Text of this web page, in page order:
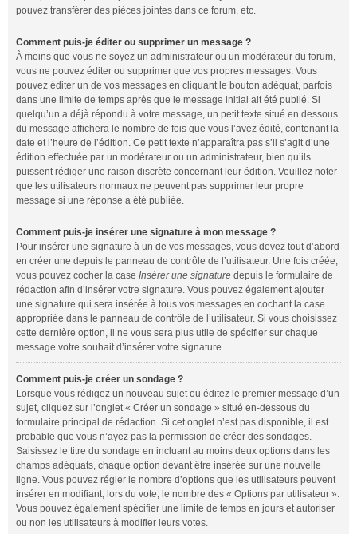
pouvez transférer des pièces jointes dans ce forum, etc.
Comment puis-je éditer ou supprimer un message ?
À moins que vous ne soyez un administrateur ou un modérateur du forum,
vous ne pouvez éditer ou supprimer que vos propres messages. Vous
pouvez éditer un de vos messages en cliquant le bouton adéquat, parfois
dans une limite de temps après que le message initial ait été publié. Si
quelqu’un a déjà répondu à votre message, un petit texte situé en dessous
du message affichera le nombre de fois que vous l’avez édité, contenant la
date et l’heure de l’édition. Ce petit texte n’apparaîtra pas s’il s’agit d’une
édition effectuée par un modérateur ou un administrateur, bien qu’ils
puissent rédiger une raison discrète concernant leur édition. Veuillez noter
que les utilisateurs normaux ne peuvent pas supprimer leur propre
message si une réponse a été publiée.
Comment puis-je insérer une signature à mon message ?
Pour insérer une signature à un de vos messages, vous devez tout d’abord
en créer une depuis le panneau de contrôle de l’utilisateur. Une fois créée,
vous pouvez cocher la case Insérer une signature depuis le formulaire de
rédaction afin d’insérer votre signature. Vous pouvez également ajouter
une signature qui sera insérée à tous vos messages en cochant la case
appropriée dans le panneau de contrôle de l’utilisateur. Si vous choisissez
cette dernière option, il ne vous sera plus utile de spécifier sur chaque
message votre souhait d’insérer votre signature.
Comment puis-je créer un sondage ?
Lorsque vous rédigez un nouveau sujet ou éditez le premier message d’un
sujet, cliquez sur l’onglet « Créer un sondage » situé en-dessous du
formulaire principal de rédaction. Si cet onglet n’est pas disponible, il est
probable que vous n’ayez pas la permission de créer des sondages.
Saisissez le titre du sondage en incluant au moins deux options dans les
champs adéquats, chaque option devant être insérée sur une nouvelle
ligne. Vous pouvez régler le nombre d’options que les utilisateurs peuvent
insérer en modifiant, lors du vote, le nombre des « Options par utilisateur ».
Vous pouvez également spécifier une limite de temps en jours et autoriser
ou non les utilisateurs à modifier leurs votes.